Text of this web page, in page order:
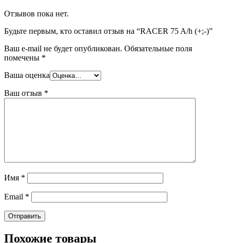
Отзывов пока нет.
Будьте первым, кто оставил отзыв на “RACER 75 A/h (+;-)”
Ваш e-mail не будет опубликован. Обязательные поля
помечены *
Ваша оценка
Ваш отзыв *
Имя *
Email *
Похожие товары